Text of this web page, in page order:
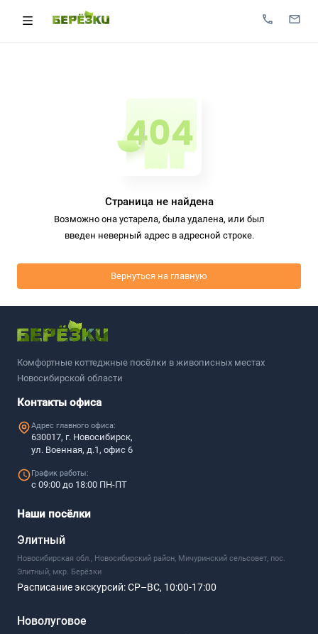
Страница не найдена
Возможно она устарела, была удалена, или был
введен неверный адрес в адресной строке.
Вернуться на главную
Комфортные коттеджные посёлки в живописных местах
Новосибирской области
Контакты офиса
Адрес главного офиса:
630017, г. Новосибирск,
ул. Военная, д.1, офис 6
График работы:
с 09:00 до 18:00 ПН-ПТ
Наши посёлки
Элитный
Новосибирская обл., Новосибирский район, Мичуринский сельсовет, пос.
Элитный, мкр. Берёзки
Расписание экскурсий:СР–ВС, 10:00-17:00
Новолуговое